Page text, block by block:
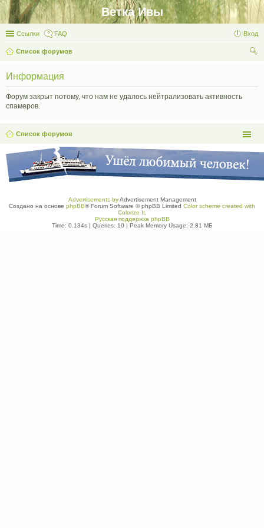
Ветка Ивы
Ссылки FAQ Вход
Список форумов
Информация
Форум закрыт потому, что нам не удалось нейтрализовать активность
спамеров.
Список форумов
Advertisements byAdvertisement Management
Создано на основе phpBB® Forum Software © phpBB Limited Color scheme created with
Colorize It.
Русская поддержка phpBB
Time: 0.134s| Queries: 10| Peak Memory Usage: 2.81 МБ